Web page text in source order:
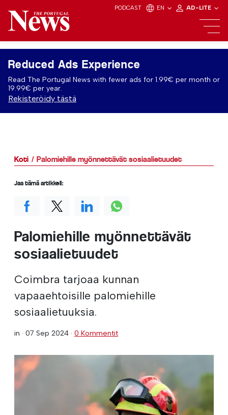
PODCAST EN AD-LITE
Reduced Ads Experience
Read The Portugal News with fewer ads for 1.99€ per month or
19.99€ per year.
Rekisteröidy tästä
Koti Palomiehille myönnettävät sosiaalietuudet
Palomiehille myönnettävät
sosiaalietuudet
Coimbra tarjoaa kunnan
vapaaehtoisille palomiehille
sosiaalietuuksia.
in · 07 Sep 2024 · 0 Kommentit
Jaa tämä artikkeli: